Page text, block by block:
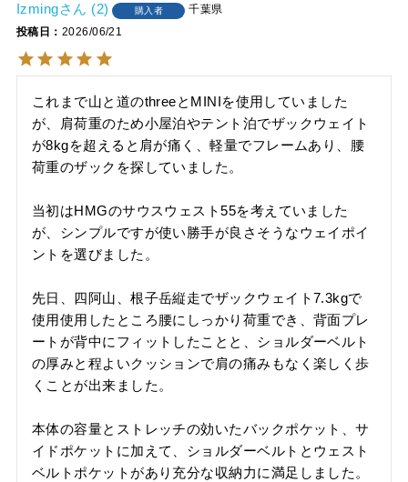
Izming 2 購入者
千葉県
投稿日
2026/06/21
これまで山と道のthreeとMINIを使用していました
が、肩荷重のため小屋泊やテント泊でザックウェイト
が8kgを超えると肩が痛く、軽量でフレームあり、腰
荷重のザックを探していました。
当初はHMGのサウスウェスト55を考えていました
が、シンプルですが使い勝手が良さそうなウェイポイ
ントを選びました。
先日、四阿山、根子岳縦走でザックウェイト7.3kgで
使用使用したところ腰にしっかり荷重でき、背面プレ
ートが背中にフィットしたことと、ショルダーベルト
の厚みと程よいクッションで肩の痛みもなく楽しく歩
くことが出来ました。
本体の容量とストレッチの効いたバックポケット、サ
イドポケットに加えて、ショルダーベルトとウェスト
ベルトポケットがあり充分な収納力に満足しました。